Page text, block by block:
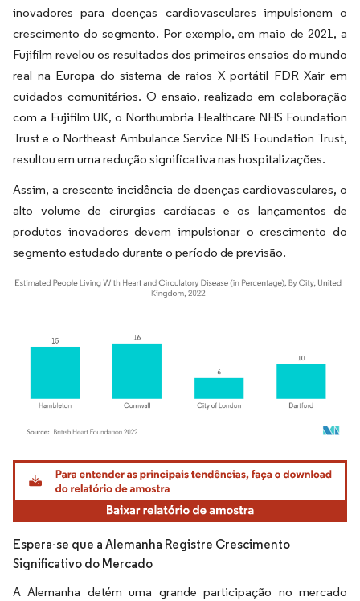
inovadores para doenças cardiovasculares impulsionem o
crescimento do segmento. Por exemplo, em maio de 2021, a
Fujifilm revelou os resultados dos primeiros ensaios do mundo
real na Europa do sistema de raios X portátil FDR Xair em
cuidados comunitários. O ensaio, realizado em colaboração
com a Fujifilm UK, o Northumbria Healthcare NHS Foundation
Trust e o Northeast Ambulance Service NHS Foundation Trust,
resultou em uma redução significativa nas hospitalizações.
Assim, a crescente incidência de doenças cardiovasculares, o
alto volume de cirurgias cardíacas e os lançamentos de
produtos inovadores devem impulsionar o crescimento do
segmento estudado durante o período de previsão.
Imagem © Mordor Intelligence. O reuso requer atribuição conforme CC BY 4.0.
Espera-se que a Alemanha Registre Crescimento
Significativo do Mercado
A Alemanha detém uma grande participação no mercado